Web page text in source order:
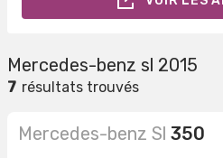
Mercedes-benz sl 2015
7 résultats trouvés
Mercedes-benz Sl 350